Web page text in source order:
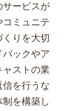
サービスが
ミュニテ
りを大切
バックやア
ャストの業
を行うな
を構築し